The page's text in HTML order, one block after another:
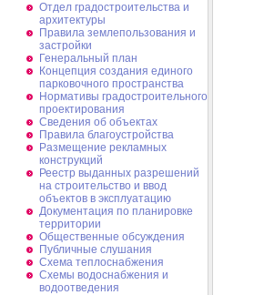
Отдел градостроительства и
архитектуры
Правила землепользования и
застройки
Генеральный план
Концепция создания единого
парковочного пространства
Нормативы градостроительного
проектирования
Сведения об объектах
Правила благоустройства
Размещение рекламных
конструкций
Реестр выданных разрешений
на строительство и ввод
объектов в эксплуатацию
Документация по планировке
территории
Общественные обсуждения
Публичные слушания
Схема теплоснабжения
Схемы водоснабжения и
водоотведения